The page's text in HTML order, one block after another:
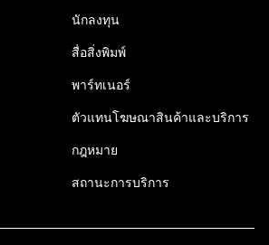
นักลงทุน
สื่อสิ่งพิมพ์
พาร์ทเนอร์
ตัวแทนโฆษณาสินค้าและบริการ
กฎหมาย
สถานะการบริการ